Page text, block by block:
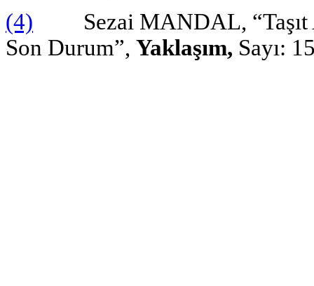
(4) Sezai MANDAL, “Taşıt
Son Durum”, Yaklaşım, Sayı: